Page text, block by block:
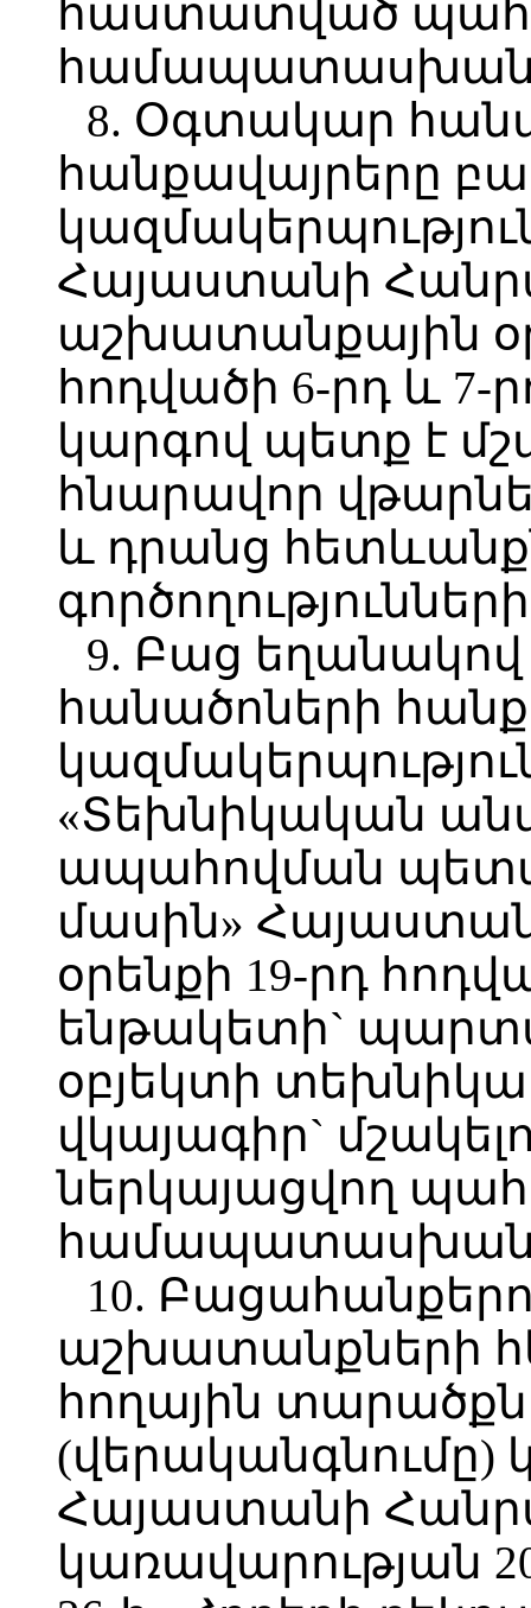
հաստատված
8. Օգտակար
հանքավայրերը
Հայաստանի
աշխատանքային
հոդվածի 6-րդ և
կարգով պետք է
հնարավոր
և դրանց
9. Բաց
հանածոների
«Տեխնիկական
ապահովման
մասին»
օրենքի 19-րդ
ենթակետի`
օբյեկտի
վկայագիր`
ներկայացվող
10.
աշխատանքների
հողային
(վերականգնումը)
Հայաստանի
կառավարության